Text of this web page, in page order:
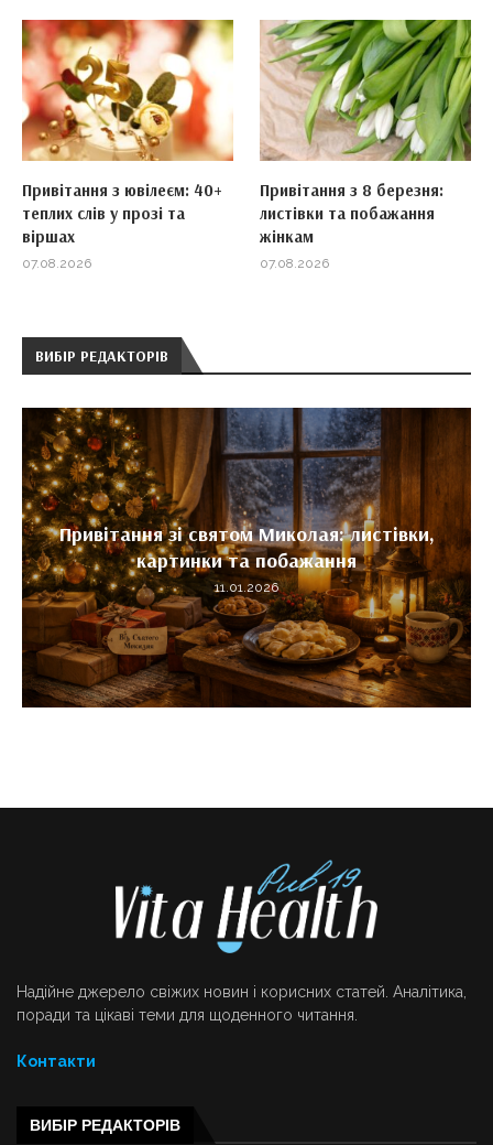
Привітання з ювілеєм: 40+
теплих слів у прозі та
віршах
07.08.2026
Привітання з 8 березня:
листівки та побажання
жінкам
07.08.2026
ВИБІР РЕДАКТОРІВ
Привітання зі святом Миколая: листівки,
картинки та побажання
11.01.2026
Надійне джерело свіжих новин і корисних статей. Аналітика,
поради та цікаві теми для щоденного читання.
Контакти
ВИБІР РЕДАКТОРІВ